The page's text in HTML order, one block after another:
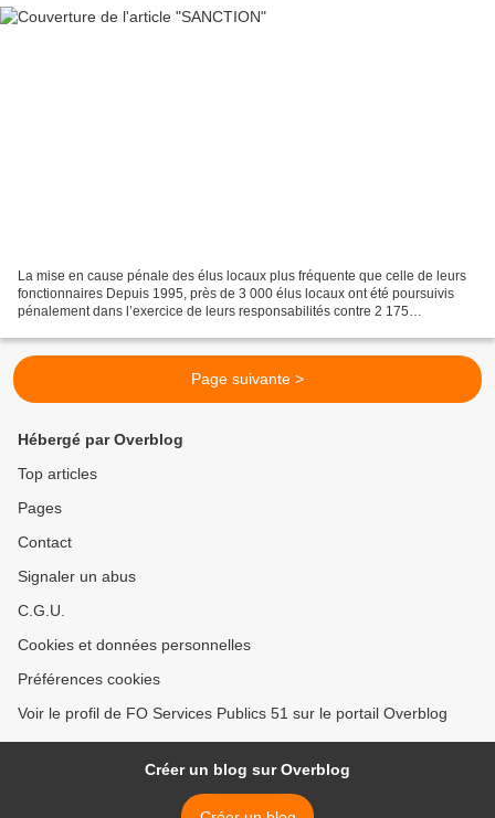
La mise en cause pénale des élus locaux plus fréquente que celle de leurs
fonctionnaires Depuis 1995, près de 3 000 élus locaux ont été poursuivis
pénalement dans l’exercice de leurs responsabilités contre 2 175
Page suivante >
Hébergé par Overblog
Top articles
Pages
Contact
Signaler un abus
C.G.U.
Cookies et données personnelles
Préférences cookies
Voir le profil de FO Services Publics 51 sur le portail Overblog
Créer un blog sur Overblog